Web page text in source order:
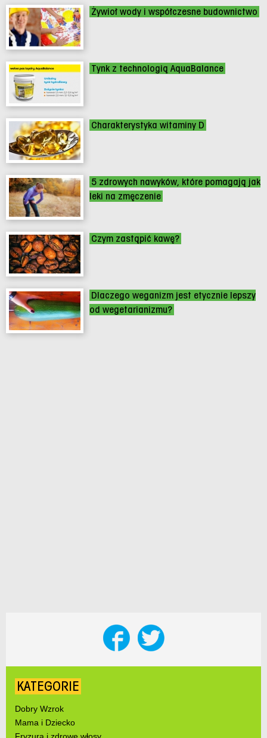
Żywioł wody i współczesne budownictwo
Tynk z technologią AquaBalance
Charakterystyka witaminy D
5 zdrowych nawyków, które pomagają jak
leki na zmęczenie
Czym zastąpić kawę?
Dlaczego weganizm jest etycznie lepszy
od wegetarianizmu?
KATEGORIE
Dobry Wzrok
Mama i Dziecko
Fryzura i zdrowe włosy